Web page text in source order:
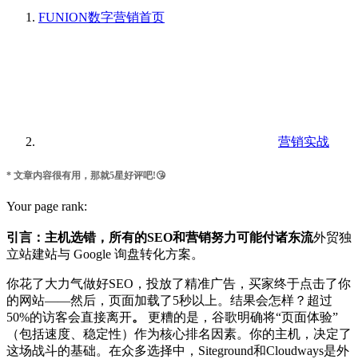
FUNION数字营销首页
营销实战
* 文章内容很有用，那就5星好评吧!😘
Your page rank:
引言：主机选错，所有的SEO和营销努力可能付诸东流外贸独
立站建站与 Google 询盘转化方案。
你花了大力气做好SEO，投放了精准广告，买家终于点击了你
的网站——然后，页面加载了5秒以上。结果会怎样？超过
50%的访客会直接离开。
更糟的是，谷歌明确将“页面体验”
（包括速度、稳定性）作为核心排名因素。你的主机，决定了
这场战斗的基础。在众多选择中，Siteground和Cloudways是外